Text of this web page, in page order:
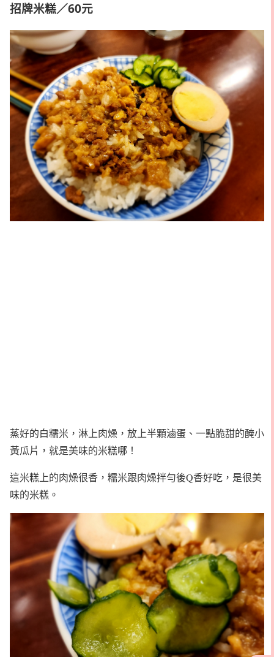
招牌米糕／60元
蒸好的白糯米，淋上肉燥，放上半顆滷蛋、一點脆甜的醃小
黃瓜片，就是美味的米糕哪！
這米糕上的肉燥很香，糯米跟肉燥拌勻後Q香好吃，是很美
味的米糕。